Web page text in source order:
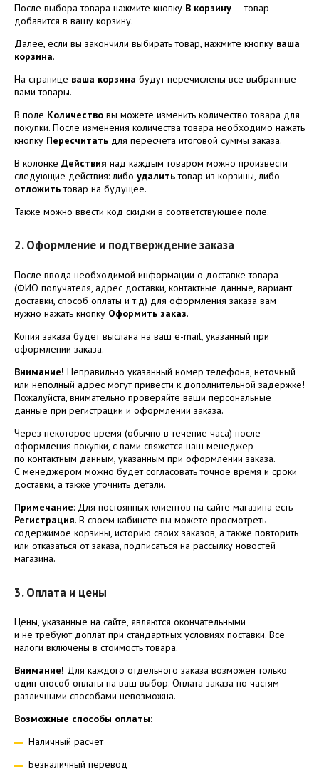
После выбора товара нажмите кнопку В корзину — товар
добавится в вашу корзину.
Далее, если вы закончили выбирать товар, нажмите кнопку ваша
корзина.
На странице ваша корзина будут перечислены все выбранные
вами товары.
В поле Количество вы можете изменить количество товара для
покупки. После изменения количества товара необходимо нажать
кнопку Пересчитать для пересчета итоговой суммы заказа.
В колонке Действия над каждым товаром можно произвести
следующие действия: либо удалитьтовар из корзины, либо
отложитьтовар на будущее.
Также можно ввести код скидки в соответствующее поле.
2. Оформление и подтверждение заказа
После ввода необходимой информации о доставке товара
(ФИО получателя, адрес доставки, контактные данные, вариант
доставки, способ оплаты и т.д) для оформления заказа вам
нужно нажать кнопку Оформить заказ.
Копия заказа будет выслана на ваш e-mail, указанный при
оформлении заказа.
Внимание! Неправильно указанный номер телефона, неточный
или неполный адрес могут привести к дополнительной задержке!
Пожалуйста, внимательно проверяйте ваши персональные
данные при регистрации и оформлении заказа.
Через некоторое время (обычно в течение часа) после
оформления покупки, с вами свяжется наш менеджер
по контактным данным, указанным при оформлении заказа.
С менеджером можно будет согласовать точное время и сроки
доставки, а также уточнить детали.
Примечание: Для постоянных клиентов на сайте магазина есть
Регистрация. В своем кабинете вы можете просмотреть
содержимое корзины, историю своих заказов, а также повторить
или отказаться от заказа, подписаться на рассылку новостей
магазина.
3. Оплата и цены
Цены, указанные на сайте, являются окончательными
и не требуют доплат при стандартных условиях поставки. Все
налоги включены в стоимость товара.
Внимание! Для каждого отдельного заказа возможен только
один способ оплаты на ваш выбор. Оплата заказа по частям
различными способами невозможна.
Возможные способы оплаты:
Наличный расчет
Безналичный перевод